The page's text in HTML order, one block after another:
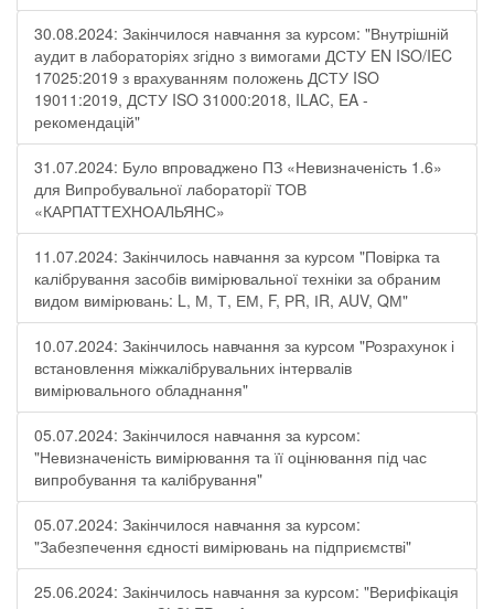
30.08.2024: Закінчилося навчання за курсом: "Внутрішній
аудит в лабораторіях згідно з вимогами ДСТУ EN ISO/IEC
17025:2019 з врахуванням положень ДСТУ ISO
19011:2019, ДСТУ ISO 31000:2018, ILAC, EA -
рекомендацій"
31.07.2024: Було впроваджено ПЗ «Невизначеність 1.6»
для Випробувальної лабораторії ТОВ
«КАРПАТТЕХНОАЛЬЯНС»
11.07.2024: Закінчилось навчання за курсом "Повірка та
калібрування засобів вимірювальної техніки за обраним
видом вимірювань: L, М, Т, ЕМ, F, РR, ІR, АUV, QМ"
10.07.2024: Закінчилось навчання за курсом "Розрахунок і
встановлення міжкалібрувальних інтервалів
вимірювального обладнання"
05.07.2024: Закінчилося навчання за курсом:
"Невизначеність вимірювання та її оцінювання під час
випробування та калібрування"
05.07.2024: Закінчилося навчання за курсом:
"Забезпечення єдності вимірювань на підприємстві"
25.06.2024: Закінчилось навчання за курсом: "Верифікація